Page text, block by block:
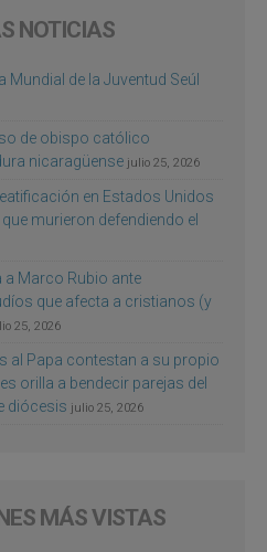
NOTICIAS
de la Juventud Seúl
de obispo católico
nicaragüense julio 25, 2026
en Estados Unidos
murieron defendiendo el
Marco Rubio ante
que afecta a cristianos (y
25, 2026
al Papa contestan a su propio
orilla a bendecir parejas del
diócesis julio 25, 2026
MÁS VISTAS